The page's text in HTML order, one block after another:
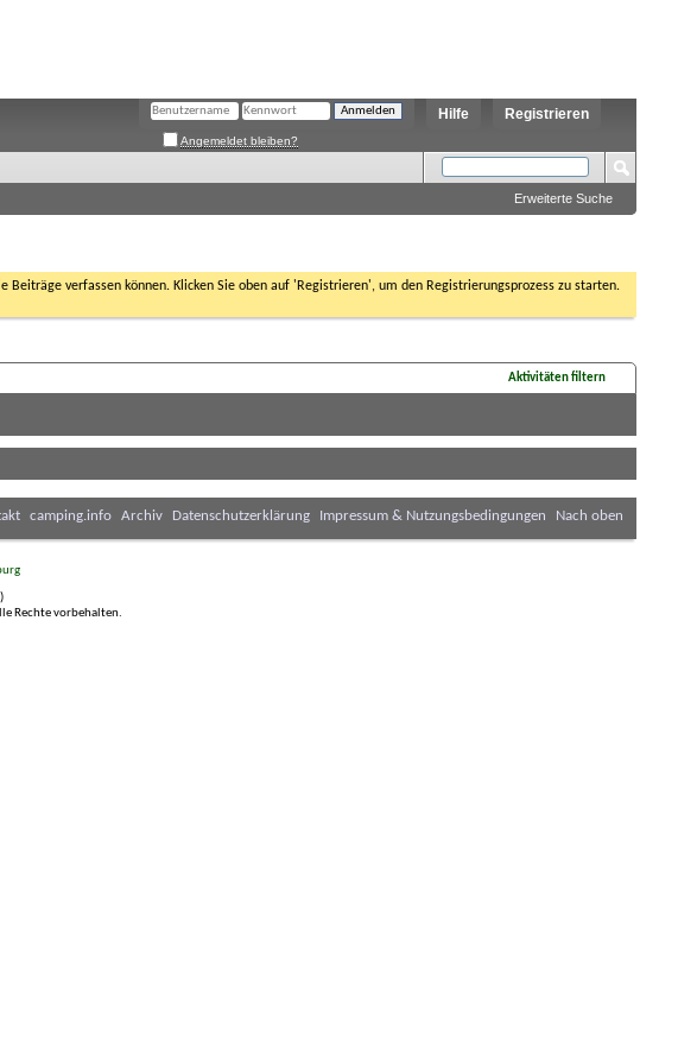
Registrieren
Hilfe
Angemeldet bleiben?
Erweiterte Suche
Beiträge verfassen können. Klicken Sie oben auf 'Registrieren', um den Registrierungsprozess zu starten.
Aktivitäten filtern
camping.info Archiv Datenschutzerklärung Impressum & Nutzungsbedingungen Nach oben
Rechte vorbehalten.